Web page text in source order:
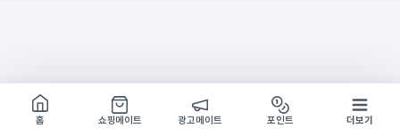
쇼핑몰 구경하기
방문시 1G
홈
쇼핑메이트 광고메이트 포인트 더보기